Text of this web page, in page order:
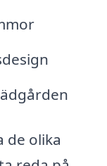
de olika